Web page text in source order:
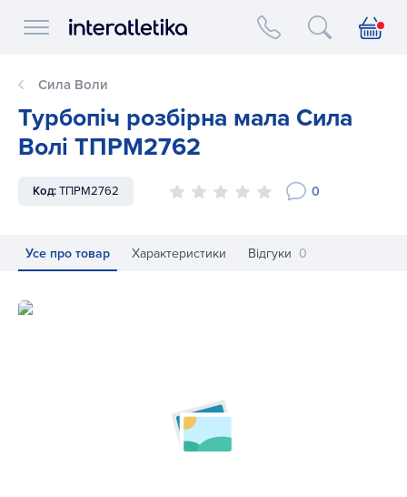
Interatletika logo
Сила Воли
Турбопіч розбірна мала Сила
Волі ТПРМ2762
Код:ТПРМ2762 0
Усе про товар Характеристики Відгуки 0
Турбопіч розбірна мала Сила Волі ТПРМ2762